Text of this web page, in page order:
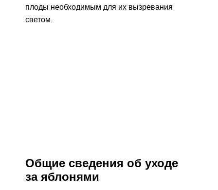
плоды необходимым для их вызревания
светом.
Общие сведения об уходе
за яблонями